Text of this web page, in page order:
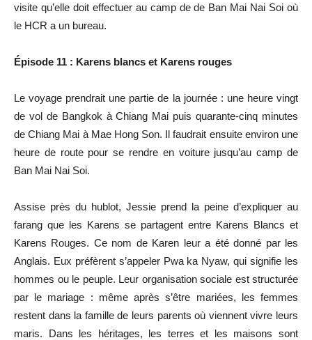
visite qu’elle doit effectuer au camp de de Ban Mai Nai Soi où
le HCR a un bureau.
Épisode 11 : Karens blancs et Karens rouges
Le voyage prendrait une partie de la journée : une heure vingt
de vol de Bangkok à Chiang Mai puis quarante-cinq minutes
de Chiang Mai à Mae Hong Son. Il faudrait ensuite environ une
heure de route pour se rendre en voiture jusqu’au camp de
Ban Mai Nai Soi.
Assise près du hublot, Jessie prend la peine d’expliquer au
farang que les Karens se partagent entre Karens Blancs et
Karens Rouges. Ce nom de Karen leur a été donné par les
Anglais. Eux préfèrent s’appeler Pwa ka Nyaw, qui signifie les
hommes ou le peuple. Leur organisation sociale est structurée
par le mariage : même après s’être mariées, les femmes
restent dans la famille de leurs parents où viennent vivre leurs
maris. Dans les héritages, les terres et les maisons sont